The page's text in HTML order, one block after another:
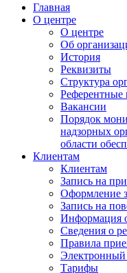
Главная
О центре
О центре
Об
История
Реквизиты
Структура
Референтные
Вакансии
Порядок
надзорных
области
Клиентам
Клиентам
Запись на
Оформление
Запись на
Информация
Сведения о
Правила
Электронный
Тарифы